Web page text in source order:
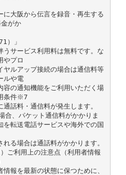
に大阪から伝言を録音・再生する
がか
）」
うサービス利用料は無料です。な
やプロ
ヤルアップ接続の場合は通信料等
ルや電
容の通知機能をご利用いただく場
条件※7
話料・通信料が発生します。
、パケット通信料がかかりま
を転送電話サービスや海外での国
る場合は通話料がかかります。
ご利用上の注意点（利用者情報
報を最新の状態に保つために、